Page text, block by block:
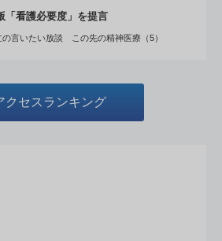
「看護必要度」を提言
の言いたい放談 この先の精神医療（5）
クセスランキング